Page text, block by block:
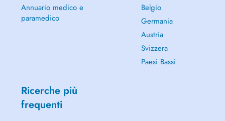
Annuario medico e
paramedico
Belgio
Germania
Austria
Svizzera
Paesi Bassi
Ricerche più
frequenti